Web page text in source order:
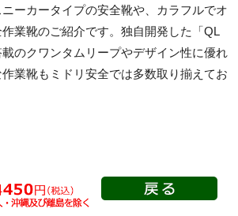
・ゴム1
能なし
プロスニーカー
紐タイプ
ーカータイプの安全靴や、
カラフルでオ
業靴のご紹介です。独自開発した「QL
載のクワンタムリープやデザイン性に優れ
業靴もミドリ安全では多数取り揃えてお